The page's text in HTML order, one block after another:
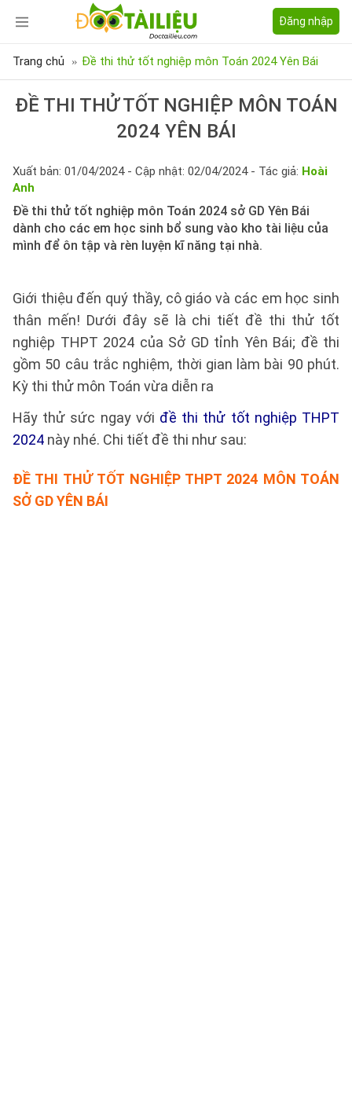
Đăng nhập
Trang chủ Đề thi thử tốt nghiệp môn Toán 2024 Yên Bái
ĐỀ THI THỬ TỐT NGHIỆP MÔN TOÁN
2024 YÊN BÁI
Xuất bản: 01/04/2024 - Cập nhật: 02/04/2024 - Tác giả: Hoài
Anh
Đề thi thử tốt nghiệp môn Toán 2024 sở GD Yên Bái
dành cho các em học sinh bổ sung vào kho tài liệu của
mình để ôn tập và rèn luyện kĩ năng tại nhà.
Giới thiệu đến quý thầy, cô giáo và các em học sinh
thân mến! Dưới đây sẽ là chi tiết đề thi thử tốt
nghiệp THPT 2024 của Sở GD tỉnh Yên Bái; đề thi
gồm 50 câu trắc nghiệm, thời gian làm bài 90 phút.
Kỳ thi thử môn Toán vừa diễn ra
Hãy thử sức ngay với đề thi thử tốt nghiệp THPT
2024 này nhé. Chi tiết đề thi như sau:
ĐỀ THI THỬ TỐT NGHIỆP THPT 2024 MÔN TOÁN
SỞ GD YÊN BÁI